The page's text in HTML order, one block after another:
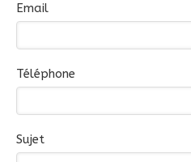
Email
Téléphone
Sujet